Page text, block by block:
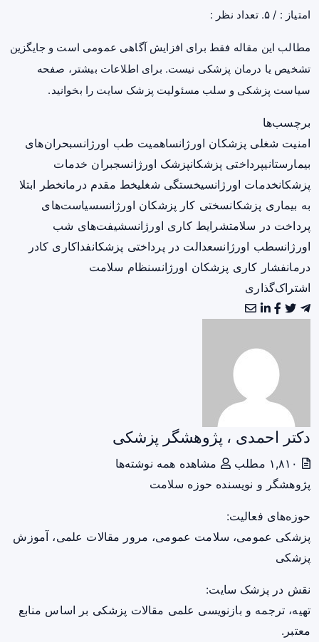
امتیاز : / ۵. تعداد نظر :
مطالب این مقاله فقط برای افزایش آگاهی عمومی است و جایگزین
تشخیص یا درمان پزشکی نیست. برای اطلاعات بیشتر، صفحه
سیاست پزشکی و سلب مسئولیت پزشک سایت را بخوانید.
برچسب‌ها
امنیت شغلی پزشکان اورژانساهمیت طب اورژانسبحران‌های
بیمارستانیپرداختی پزشکانپزشک اورژانسجبران خدمات
پزشکانخدمات اورژانسیخستگی شغلیخط مقدم درمانخطر ابتلا
به بیماری پزشکانسختی کار پزشکان اورژانسسیاست‌های
پرداخت در سلامتشرایط کاری اورژانسشیفت‌های شب
اورژانسطب اورژانسعدالت در پرداختی پزشکانفداکاری کادر
درمانفشار کاری پزشکان اورژانسنظام سلامت
اشتراک‌گذاری
دکتر احمدی ، پژوهشگر پزشکی
مشاهده همه نوشته‌ها
پژوهشگر و نویسنده حوزه سلامت
حوزه‌های فعالیت:
پزشکی عمومی، سلامت عمومی، مرور مقالات علمی، آموزش
پزشکی
نقش در پزشک سایت:
تهیه، ترجمه و بازنویسی علمی مقالات پزشکی بر اساس منابع
معتبر.